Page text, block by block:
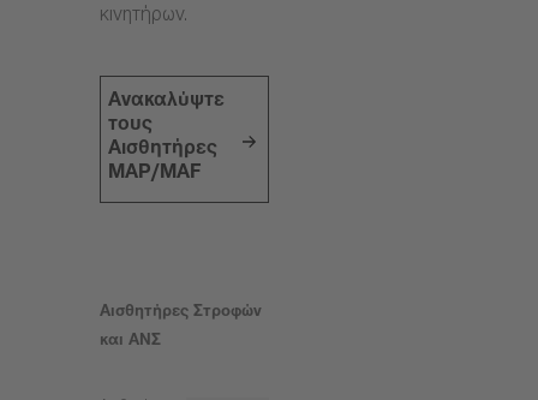
κινητήρων.
Ανακαλύψτε
τους
Αισθητήρες
MAP/MAF
Αισθητήρες Στροφών
και ΑΝΣ